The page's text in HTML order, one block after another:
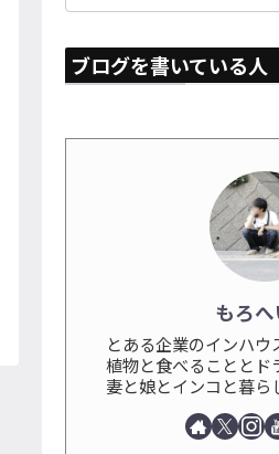
ブログを書いている人
もろ
とある企業のインハウ
植物と食べることとド
妻と娘とインコと暮ら